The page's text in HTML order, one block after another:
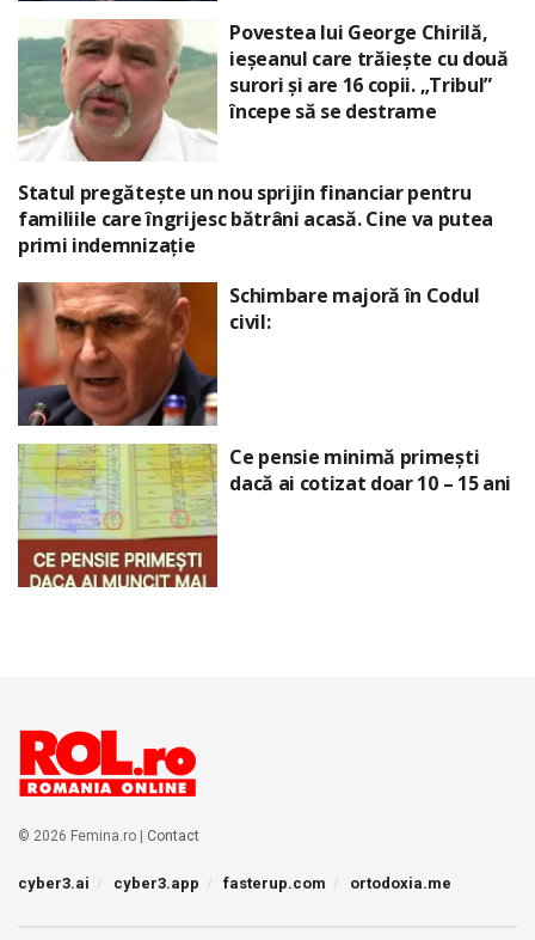
Povestea lui George Chirilă,
ieșeanul care trăiește cu două
surori și are 16 copii. „Tribul”
începe să se destrame
Statul pregătește un nou sprijin financiar pentru
familiile care îngrijesc bătrâni acasă. Cine va putea
primi indemnizație
Schimbare majoră în Codul
civil:
Ce pensie minimă primești
dacă ai cotizat doar 10 – 15 ani
© 2026 Femina.ro | Contact
cyber3.ai cyber3.app fasterup.com ortodoxia.me